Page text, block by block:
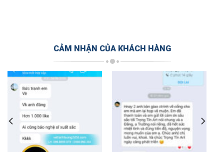
CẢM NHẬN CỦA KHÁCH HÀNG